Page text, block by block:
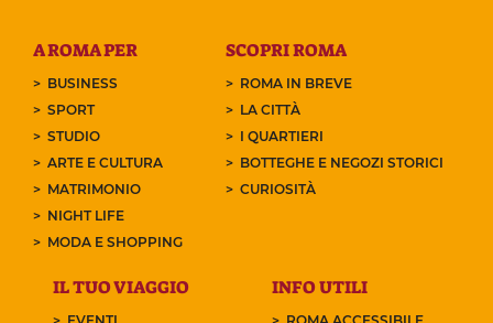
A ROMA PER
BUSINESS
SPORT
STUDIO
ARTE E CULTURA
MATRIMONIO
NIGHT LIFE
MODA E SHOPPING
SCOPRI ROMA
ROMA IN BREVE
LA CITTÀ
I QUARTIERI
BOTTEGHE E NEGOZI STORICI
CURIOSITÀ
IL TUO VIAGGIO INFO UTILI